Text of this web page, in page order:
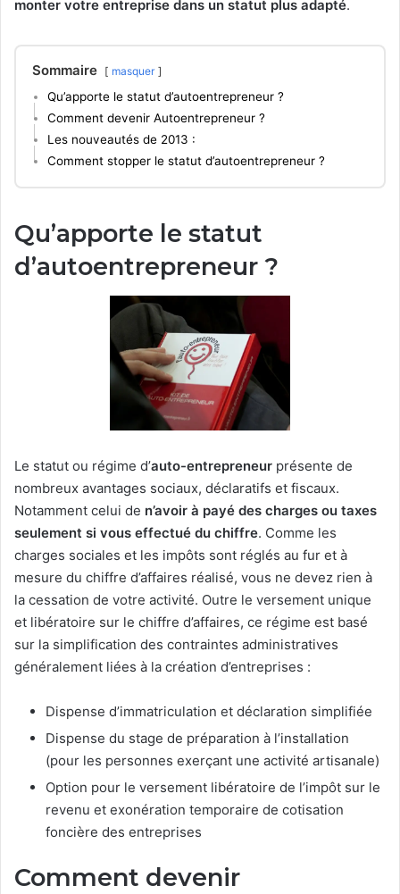
monter votre entreprise dans un statut plus adapté.
Sommaire masquer
Qu’apporte le statut d’autoentrepreneur ?
Comment devenir Autoentrepreneur ?
Les nouveautés de 2013 :
Comment stopper le statut d’autoentrepreneur ?
Qu’apporte le statut
d’autoentrepreneur ?
Le statut ou régime d’auto-entrepreneur présente de
nombreux avantages sociaux, déclaratifs et fiscaux.
Notamment celui de n’avoir à payé des charges ou taxes
seulement si vous effectué du chiffre. Comme les
charges sociales et les impôts sont réglés au fur et à
mesure du chiffre d’affaires réalisé, vous ne devez rien à
la cessation de votre activité. Outre le versement unique
et libératoire sur le chiffre d’affaires, ce régime est basé
sur la simplification des contraintes administratives
généralement liées à la création d’entreprises :
Dispense d’immatriculation et déclaration simplifiée
Dispense du stage de préparation à l’installation
(pour les personnes exerçant une activité artisanale)
Option pour le versement libératoire de l’impôt sur le
revenu et exonération temporaire de cotisation
foncière des entreprises
Comment devenir